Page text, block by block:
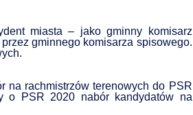
miasta – jako gminny komisarz
gminnego komisarza spisowego.
na rachmistrzów terenowych do PSR
o PSR 2020 nabór kandydatów na